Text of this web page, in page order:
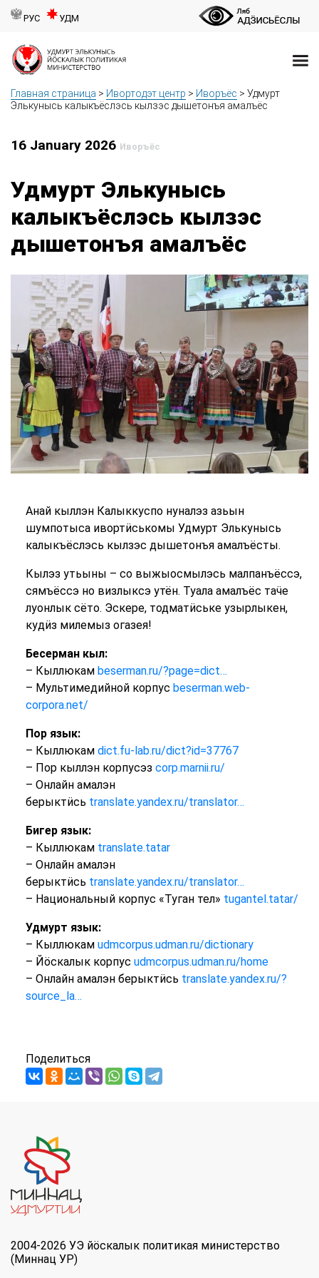
РУС УДМ
Главная страница > Ивортодэт центр > Иворъёс > Удмурт
Элькунысь калыкъёслэсь кылзэс дышетонъя амалъёс
16 January 2026 Иворъёс
Удмурт Элькунысь
калыкъёслэсь кылзэс
дышетонъя амалъёс
Анай кыллэн Калыккуспо нуналэз азьын
шумпотыса ивортӥськомы Удмурт Элькунысь
калыкъёслэсь кылзэс дышетонъя амалъёсты.
Кылэз утьыны – со выжыосмылэсь малпанъёссэ,
сямъёссэ но визлыксэ утён. Туала амалъёс таӵе
луонлык сёто. Эскере, тодматӥське узырлыкен,
кудӥз милемыз огазея!
Бесерман кыл:
– Кыллюкам beserman.ru/?page=dict…
– Мультимедийной корпус beserman.web-
corpora.net/
Пор язык:
– Кыллюкам dict.fu-lab.ru/dict?id=37767
– Пор кыллэн корпусэз corp.marnii.ru/
– Онлайн амалэн
берыктӥсь translate.yandex.ru/translator…
Бигер язык:
– Кыллюкам translate.tatar
– Онлайн амалэн
берыктӥсь translate.yandex.ru/translator…
– Национальный корпус «Туган тел» tugantel.tatar/
Удмурт язык:
– Кыллюкам udmcorpus.udman.ru/dictionary
– Йӧскалык корпус udmcorpus.udman.ru/home
– Онлайн амалэн берыктӥсь translate.yandex.ru/?
source_la…
Поделиться
2004-2026 УЭ йöскалык политикая министерство
(Миннац УР)